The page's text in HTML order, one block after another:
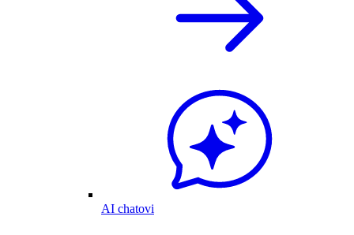
AI chatovi